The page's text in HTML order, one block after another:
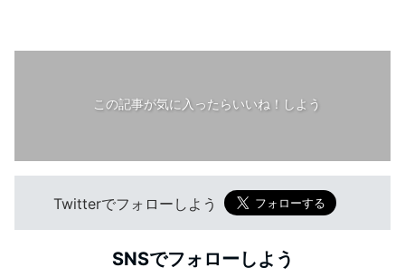
この記事が気に入ったらいいね！しよう
Twitterでフォローしよう
SNSでフォローしよう